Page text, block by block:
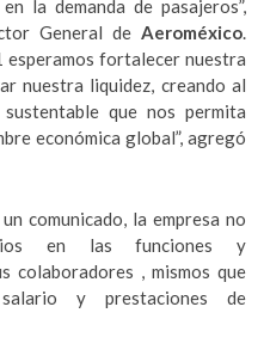
la demanda de pasajeros”,
General de Aeroméxico.
esperamos fortalecer nuestra
nuestra liquidez, creando al
que nos permita
económica global”, agregó
comunicado, la empresa no
en las funciones y
colaboradores , mismos que
y prestaciones de